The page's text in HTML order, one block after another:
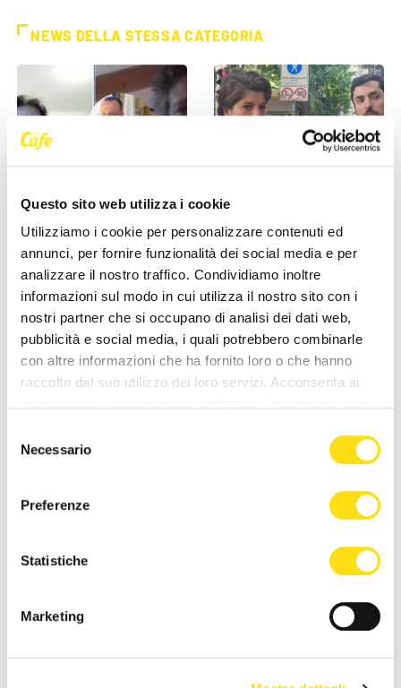
Questo sito web utilizza i cookie
Utilizziamo i cookie per personalizzare contenuti ed
annunci, per fornire funzionalità dei social media e per
analizzare il nostro traffico. Condividiamo inoltre
informazioni sul modo in cui utilizza il nostro sito con i
nostri partner che si occupano di analisi dei dati web,
pubblicità e social media, i quali potrebbero combinarle
con altre informazioni che ha fornito loro o che hanno
raccolto dal suo utilizzo dei loro servizi. Acconsenta ai
delNecessario
Preferenze
Statistiche
Marketing
NEWS DELLA STESSA CATEGORIA
POLITICA
Razza (Lega): “Piazza
Libertà va chiusa”,
Vaccarezza (Adesso
Trieste): [...]
27 Maggio 2026
Aggressione al ricordo Grilz,
l'opposizione attacca: "La
maggioranza scappa dal [...]
27 Maggio 2026
“La Minaccia di Allah” di
Bandiere rosse a Santa
Dipiazza: “Memoria storica